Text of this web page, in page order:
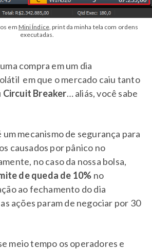
em Mini Índice, print da minha tela com ordens
executadas.
compra em um dia
em que o mercado caiu tanto
Circuit Breaker… aliás, você sabe
mecanismo de segurança para
causados por pânico no
no caso da nossa bolsa,
de queda de 10% no
ao fechamento do dia
ações param de negociar por 30
meio tempo os operadores e